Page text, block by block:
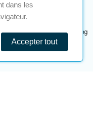
Une réalisationNavilog
dans les
Accepter tout